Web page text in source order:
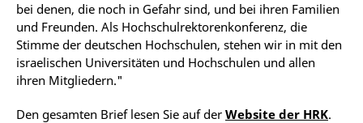
bei denen, die noch in Gefahr sind, und bei ihren Familien
und Freunden. Als Hochschulrektorenkonferenz, die
Stimme der deutschen Hochschulen, stehen wir in mit den
israelischen Universitäten und Hochschulen und allen
ihren Mitgliedern."
Den gesamten Brief lesen Sie auf der Website der HRK.